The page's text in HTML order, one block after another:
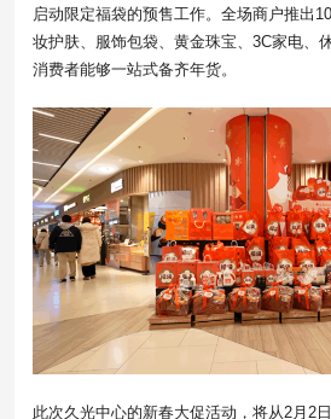
启动限定福袋的预售工作。全场商户推出
妆护肤、服饰包袋、黄金珠宝、3C家电、
消费者能够一站式备齐年货。
此次久光中心的新春大促活动，将从2月2